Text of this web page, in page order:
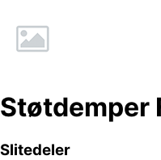
Støtdemper
Slitedeler